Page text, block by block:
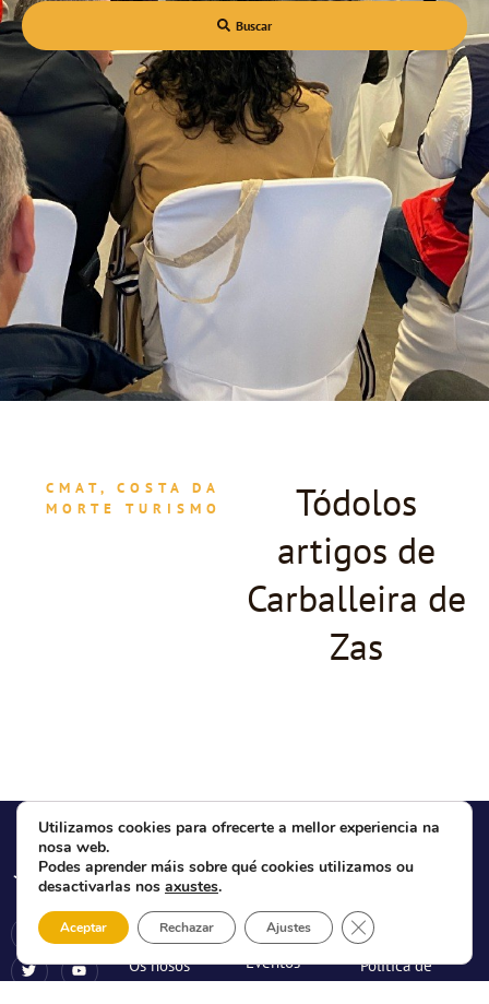
Buscar
CMAT, COSTA DA
MORTE TURISMO
Tódolos
artigos de
Carballeira de
Zas
SOBRE
Qué é a CMAT
Directiva da
CMAT
Os nosos
concellos
ACTUALIDADE
Novas
Entrevistas
Eventos
Aviso Legal
Política de
Privacidade
Política de
Cookies
Utilizamos cookies para ofrecerte a mellor experiencia na
nosa web.
Podes aprender máis sobre qué cookies utilizamos ou
desactivarlas nos axustes.
Aceptar Rechazar Ajustes Close GDPR